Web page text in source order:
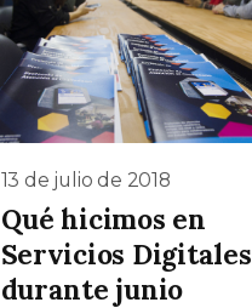
13 de julio de 2018
Qué hicimos en
Servicios Digitales
durante junio